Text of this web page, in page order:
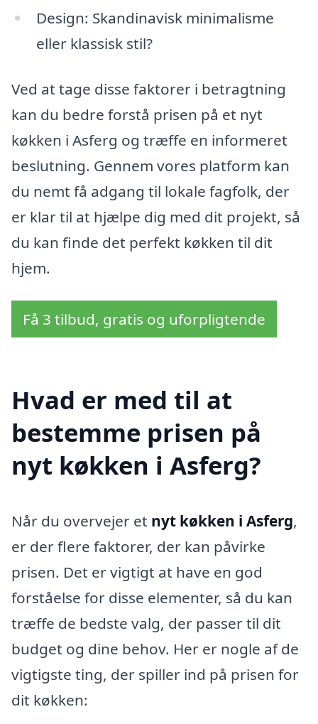
Design: Skandinavisk minimalisme
eller klassisk stil?
Ved at tage disse faktorer i betragtning
kan du bedre forstå prisen på et nyt
køkken i Asferg og træffe en informeret
beslutning. Gennem vores platform kan
du nemt få adgang til lokale fagfolk, der
er klar til at hjælpe dig med dit projekt, så
du kan finde det perfekt køkken til dit
hjem.
Få 3 tilbud, gratis og uforpligtende
Hvad er med til at
bestemme prisen på
nyt køkken i Asferg?
Når du overvejer et nyt køkken i Asferg,
er der flere faktorer, der kan påvirke
prisen. Det er vigtigt at have en god
forståelse for disse elementer, så du kan
træffe de bedste valg, der passer til dit
budget og dine behov. Her er nogle af de
vigtigste ting, der spiller ind på prisen for
dit køkken: